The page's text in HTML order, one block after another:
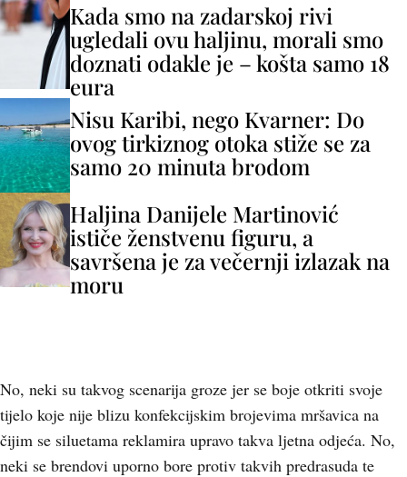
Kada smo na zadarskoj rivi
ugledali ovu haljinu, morali smo
doznati odakle je – košta samo 18
eura
Nisu Karibi, nego Kvarner: Do
ovog tirkiznog otoka stiže se za
samo 20 minuta brodom
Haljina Danijele Martinović
ističe ženstvenu figuru, a
savršena je za večernji izlazak na
moru
No, neki su takvog scenarija groze jer se boje otkriti svoje
tijelo koje nije blizu konfekcijskim brojevima mršavica na
čijim se siluetama reklamira upravo takva ljetna odjeća. No,
neki se brendovi uporno bore protiv takvih predrasuda te